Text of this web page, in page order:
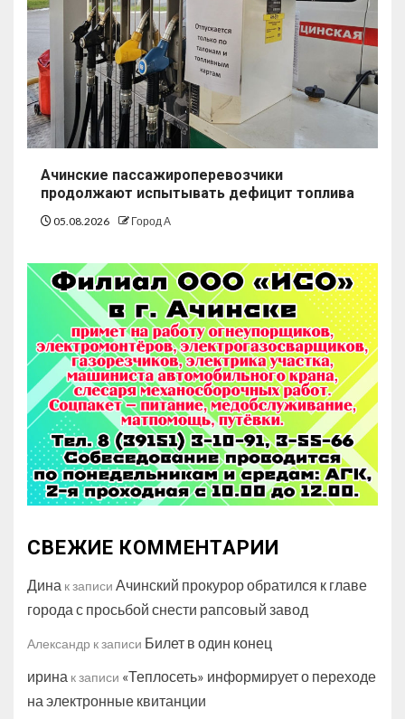
Ачинские пассажироперевозчики
продолжают испытывать дефицит топлива
05.08.2026 Город А
СВЕЖИЕ КОММЕНТАРИИ
Дина к записи Ачинский прокурор обратился к главе
города с просьбой снести рапсовый завод
Александр к записи Билет в один конец
ирина к записи «Теплосеть» информирует о переходе
на электронные квитанции